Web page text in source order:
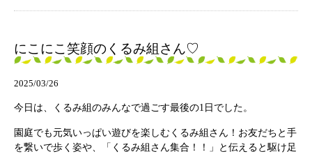
にこにこ笑顔のくるみ組さん♡
2025/03/26
今日は、くるみ組のみんなで過ごす最後の1日でした。
園庭でも元気いっぱい遊びを楽しむくるみ組さん！お友だちと手
を繋いで歩く姿や、「くるみ組さん集合！！」と伝えると駆け足